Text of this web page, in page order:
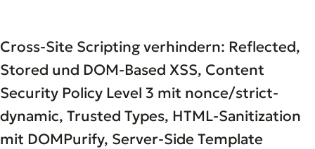
06 Tools
Welten
Cross-Site Scripting verhindern: Reflected,
Stored und DOM-Based XSS, Content
Security Policy Level 3 mit nonce/strict-
dynamic, Trusted Types, HTML-Sanitization
mit DOMPurify, Server-Side Template